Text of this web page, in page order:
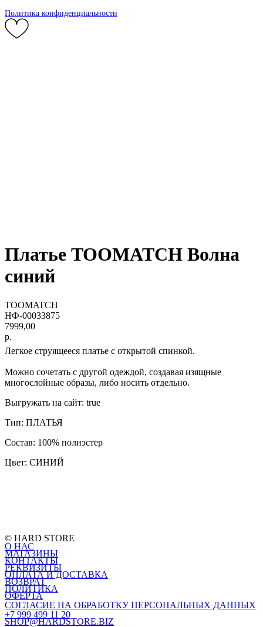
Политика конфиденциальности
Платье TOOMATCH Волна
синий
TOOMATCH
НФ-00033875
7999,00
р.
Легкое струящееся платье с открытой спинкой.
Можно сочетать с другой одеждой, создавая изящные
многослойные образы, либо носить отдельно.
Выгружать на сайт: true
Тип: ПЛАТЬЯ
Состав: 100% полиэстер
Цвет: СИНИЙ
© HARD STORE
О НАС
МАГАЗИНЫ
КОНТАКТЫ
РЕКВИЗИТЫ
ОПЛАТА И ДОСТАВКА
ВОЗВРАТ
ПОЛИТИКА
ОФЕРТА
СОГЛАСИЕ НА ОБРАБОТКУ ПЕРСОНАЛЬНЫХ ДАННЫХ
+7 999 499 11 20
SHOP@HARDSTORE.BIZ